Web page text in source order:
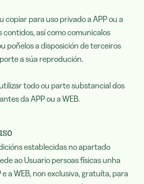
copiar para uso privado a APP ou a
contidos, así como comunicalos
poñelos a disposición de terceiros
a súa reprodución.
todo ou parte substancial dos
da APP ou a WEB.
establecidas no apartado
ao Usuario persoas físicas unha
e a WEB, non exclusiva, gratuíta, para